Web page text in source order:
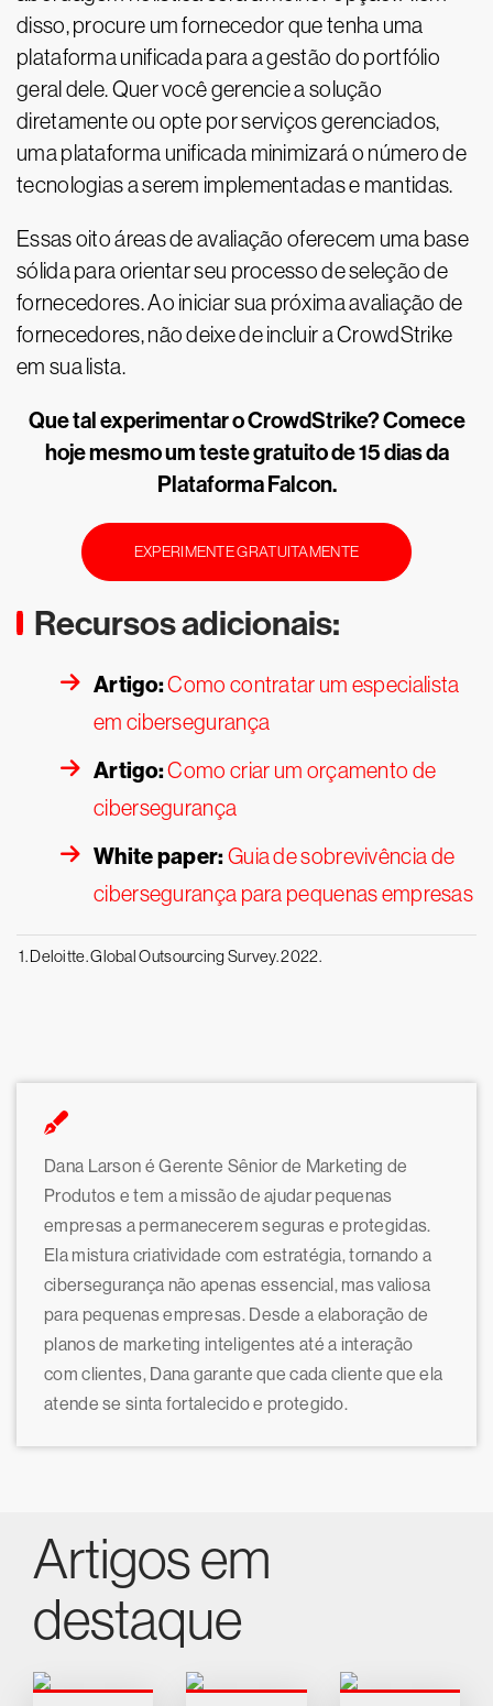
disso, procure um fornecedor que tenha uma
plataforma unificada para a gestão do portfólio
geral dele. Quer você gerencie a solução
diretamente ou opte por serviços gerenciados,
uma plataforma unificada minimizará o número de
tecnologias a serem implementadas e mantidas.
Essas oito áreas de avaliação oferecem uma base
sólida para orientar seu processo de seleção de
fornecedores. Ao iniciar sua próxima avaliação de
fornecedores, não deixe de incluir a CrowdStrike
em sua lista.
Que tal experimentar o CrowdStrike? Comece
hoje mesmo um teste gratuito de 15 dias da
Plataforma Falcon.
EXPERIMENTE GRATUITAMENTE
Recursos adicionais:
Artigo:Como contratar um especialista
em cibersegurança
Artigo:Como criar um orçamento de
cibersegurança
White paper:Guia de sobrevivência de
cibersegurança para pequenas empresas
1. Deloitte. Global Outsourcing Survey. 2022.
Dana Larson é Gerente Sênior de Marketing de
Produtos e tem a missão de ajudar pequenas
empresas a permanecerem seguras e protegidas.
Ela mistura criatividade com estratégia, tornando a
cibersegurança não apenas essencial, mas valiosa
para pequenas empresas. Desde a elaboração de
planos de marketing inteligentes até a interação
com clientes, Dana garante que cada cliente que ela
atende se sinta fortalecido e protegido.
Artigos em
destaque